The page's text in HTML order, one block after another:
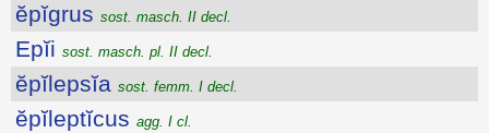
ĕpĭgrus sost. masch. II decl.
Epĭi sost. masch. pl. II decl.
ĕpĭlepsĭa sost. femm. I decl.
ĕpĭleptĭcus agg. I cl.